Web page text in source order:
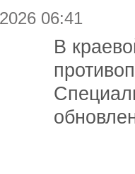
06:41
В